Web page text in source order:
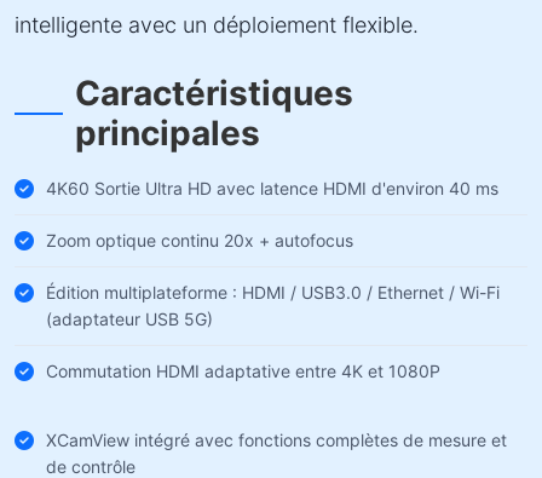
intelligente avec un déploiement flexible.
Caractéristiques
principales
4K60 Sortie Ultra HD avec latence HDMI d'environ 40 ms
Zoom optique continu 20x + autofocus
Édition multiplateforme : HDMI / USB3.0 / Ethernet / Wi-Fi
(adaptateur USB 5G)
Commutation HDMI adaptative entre 4K et 1080P
XCamView intégré avec fonctions complètes de mesure et
de contrôle